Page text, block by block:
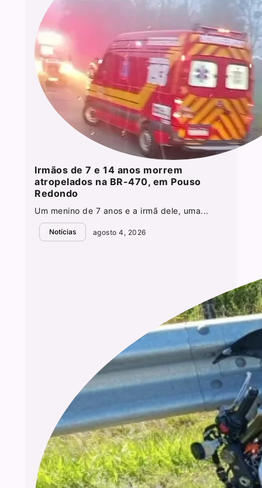
Irmãos de 7 e 14 anos morrem
atropelados na BR-470, em Pouso
Redondo
Um menino de 7 anos e a irmã dele, uma...
Notícias agosto 4, 2026